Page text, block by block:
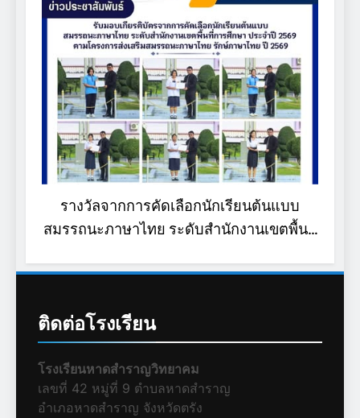
คนเก่งฟ้า-ขาว
รางวัลจากการคัดเลือกนักเรียนต้นแบบ
สมรรถนะภาษาไทย ระดับสำนักงานเขตพื้นที่
ติดต่อโรงเรียน
โรงเรียนหาดสำราญวิทยาคม
เลขที่ 42 หมู่ที่ 9 ตำบลหาดสำราญ
อำเภอหาดสำราญ จังหวัดตรัง